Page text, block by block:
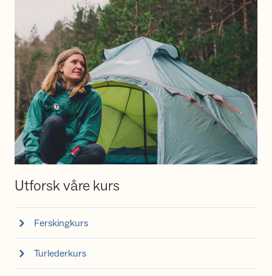
Utforsk våre kurs
Ferskingkurs
Turlederkurs